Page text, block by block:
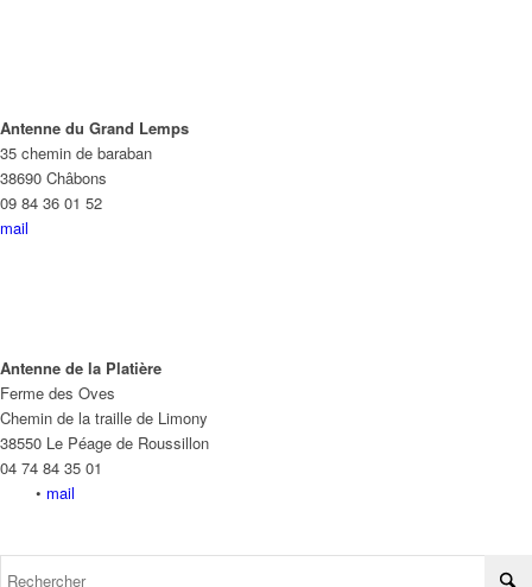
Antenne du Grand Lemps
35 chemin de baraban
38690 Châbons
09 84 36 01 52
mail
Antenne de la Platière
Ferme des Oves
Chemin de la traille de Limony
38550 Le Péage de Roussillon
04 74 84 35 01
• mail